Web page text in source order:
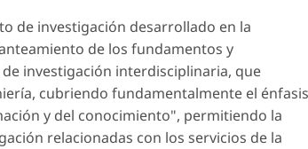
de investigación desarrollado en la
de los fundamentos y
investigación interdisciplinaria, que
cubriendo fundamentalmente el énfasis
y del conocimiento", permitiendo la
relacionadas con los servicios de la